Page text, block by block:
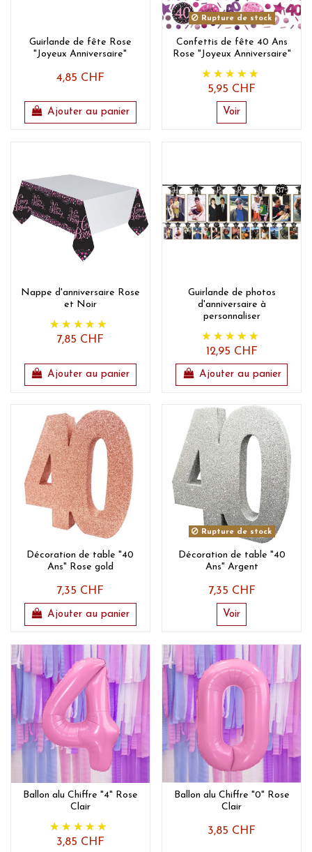
Guirlande de fête Rose
"Joyeux Anniversaire"
4,85 CHF
Ajouter au panier
Rupture de stock
Confettis de fête 40 Ans
Rose "Joyeux Anniversaire"
5,95 CHF
Voir
Nappe d'anniversaire Rose
et Noir
7,85 CHF
Ajouter au panier
Guirlande de photos
d'anniversaire à
personnaliser
12,95 CHF
Ajouter au panier
Décoration de table "40
Ans" Rose gold
7,35 CHF
Ajouter au panier
Rupture de stock
Décoration de table "40
Ans" Argent
7,35 CHF
Voir
Ballon alu Chiffre "4" Rose
Clair
3,85 CHF
Ballon alu Chiffre "0" Rose
Clair
3,85 CHF